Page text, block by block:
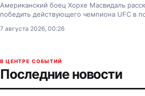
Американский боец Хорхе Масвидаль
победить действующего чемпиона UFC в
7 августа 2026, 00:26
В ЦЕНТРЕ СОБЫТИЙ
Последние новости